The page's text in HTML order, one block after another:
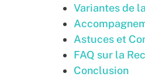
Variantes de
Astuces et
FAQ sur la
Conclusion